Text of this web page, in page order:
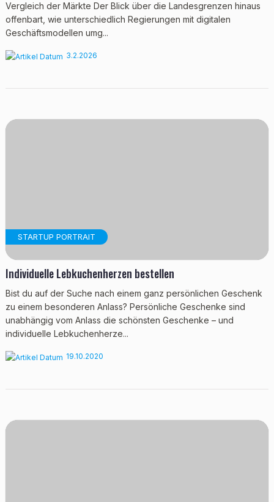
Vergleich der Märkte Der Blick über die Landesgrenzen hinaus
offenbart, wie unterschiedlich Regierungen mit digitalen
Geschäftsmodellen umg...
3.2.2026
STARTUP PORTRAIT
Individuelle Lebkuchenherzen bestellen
Bist du auf der Suche nach einem ganz persönlichen Geschenk
zu einem besonderen Anlass? Persönliche Geschenke sind
unabhängig vom Anlass die schönsten Geschenke – und
individuelle Lebkuchenherze...
19.10.2020